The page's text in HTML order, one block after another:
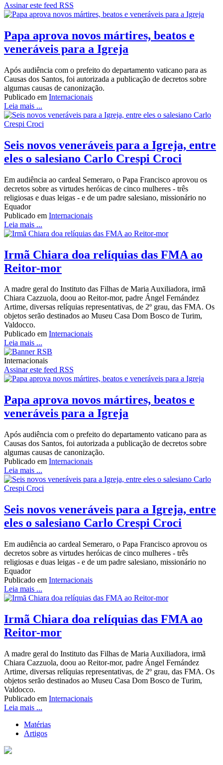
Assinar este feed RSS
Papa aprova novos mártires, beatos e
veneráveis para a Igreja
Após audiência com o prefeito do departamento vaticano para as
Causas dos Santos, foi autorizada a publicação de decretos sobre
algumas causas de canonização.
Publicado em Internacionais
Leia mais ...
Seis novos veneráveis para a Igreja, entre
eles o salesiano Carlo Crespi Croci
Em audiência ao cardeal Semeraro, o Papa Francisco aprovou os
decretos sobre as virtudes heróicas de cinco mulheres - três
religiosas e duas leigas - e de um padre salesiano, missionário no
Equador
Publicado em Internacionais
Leia mais ...
Irmã Chiara doa relíquias das FMA ao
Reitor-mor
A madre geral do Instituto das Filhas de Maria Auxiliadora, irmã
Chiara Cazzuola, doou ao Reitor-mor, padre Ángel Fernández
Artime, diversas relíquias representativas, de 2º grau, das FMA. Os
objetos serão destinados ao Museu Casa Dom Bosco de Turim,
Valdocco.
Publicado em Internacionais
Leia mais ...
Internacionais
Assinar este feed RSS
Papa aprova novos mártires, beatos e
veneráveis para a Igreja
Após audiência com o prefeito do departamento vaticano para as
Causas dos Santos, foi autorizada a publicação de decretos sobre
algumas causas de canonização.
Publicado em Internacionais
Leia mais ...
Seis novos veneráveis para a Igreja, entre
eles o salesiano Carlo Crespi Croci
Em audiência ao cardeal Semeraro, o Papa Francisco aprovou os
decretos sobre as virtudes heróicas de cinco mulheres - três
religiosas e duas leigas - e de um padre salesiano, missionário no
Equador
Publicado em Internacionais
Leia mais ...
Irmã Chiara doa relíquias das FMA ao
Reitor-mor
A madre geral do Instituto das Filhas de Maria Auxiliadora, irmã
Chiara Cazzuola, doou ao Reitor-mor, padre Ángel Fernández
Artime, diversas relíquias representativas, de 2º grau, das FMA. Os
objetos serão destinados ao Museu Casa Dom Bosco de Turim,
Valdocco.
Publicado em Internacionais
Leia mais ...
Matérias
Artigos